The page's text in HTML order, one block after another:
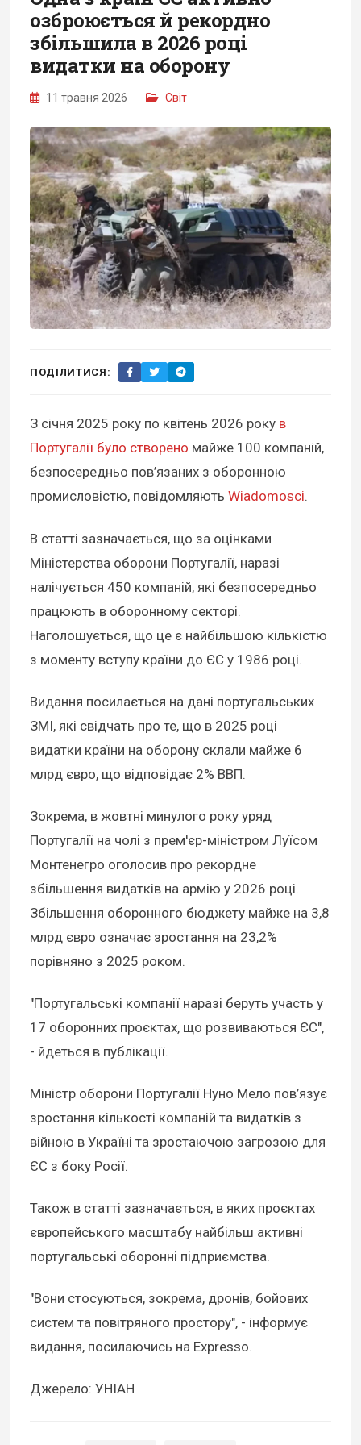
озброюється й рекордно
збільшила в 2026 році
видатки на оборону
11 травня 2026 Світ
ПОДІЛИТИСЯ:
З січня 2025 року по квітень 2026 року в
Португалії було створено майже 100 компаній,
безпосередньо пов’язаних з оборонною
промисловістю, повідомляють Wiadomosci.
В статті зазначається, що за оцінками
Міністерства оборони Португалії, наразі
налічується 450 компаній, які безпосередньо
працюють в оборонному секторі.
Наголошується, що це є найбільшою кількістю
з моменту вступу країни до ЄС у 1986 році.
Видання посилається на дані португальських
ЗМІ, які свідчать про те, що в 2025 році
видатки країни на оборону склали майже 6
млрд євро, що відповідає 2% ВВП.
Зокрема, в жовтні минулого року уряд
Португалії на чолі з прем'єр-міністром Луїсом
Монтенегро оголосив про рекордне
збільшення видатків на армію у 2026 році.
Збільшення оборонного бюджету майже на 3,8
млрд євро означає зростання на 23,2%
порівняно з 2025 роком.
"Португальські компанії наразі беруть участь у
17 оборонних проєктах, що розвиваються ЄС",
- йдеться в публікації.
Міністр оборони Португалії Нуно Мело пов’язує
зростання кількості компаній та видатків з
війною в Україні та зростаючою загрозою для
ЄС з боку Росії.
Також в статті зазначається, в яких проєктах
європейського масштабу найбільш активні
португальські оборонні підприємства.
"Вони стосуються, зокрема, дронів, бойових
систем та повітряного простору", - інформує
видання, посилаючись на Expresso.
Джерело: УНІАН